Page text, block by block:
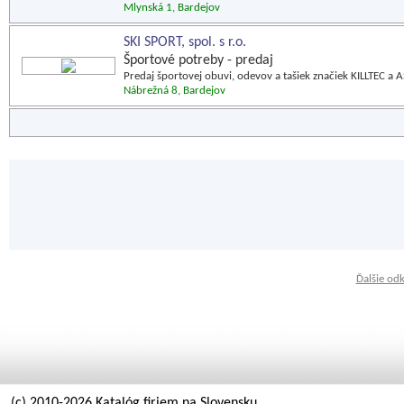
Mlynská 1, Bardejov
SKI SPORT, spol. s r.o.
Športové potreby - predaj
Predaj športovej obuvi, odevov a tašiek značiek KILLTEC a
Nábrežná 8, Bardejov
Ďalšie